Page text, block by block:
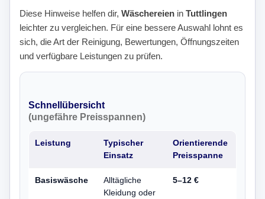
Diese Hinweise helfen dir, Wäschereien in Tuttlingen
leichter zu vergleichen. Für eine bessere Auswahl lohnt es
sich, die Art der Reinigung, Bewertungen, Öffnungszeiten
und verfügbare Leistungen zu prüfen.
Schnellübersicht
(ungefähre Preisspannen)
Leistung
Typischer
Einsatz
Orientierende
Preisspanne
Basiswäsche
Alltägliche
Kleidung oder
5–12 €